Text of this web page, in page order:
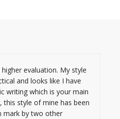
evaluation. My style
and looks like I have
writing which is your main
this style of mine has been
mark by two other